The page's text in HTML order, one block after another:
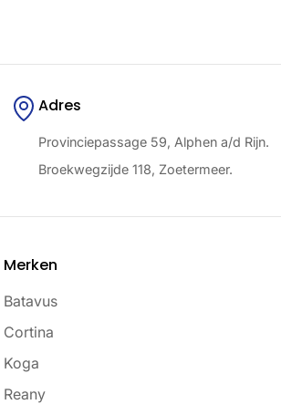
Adres
Provinciepassage 59, Alphen a/d Rijn.
Broekwegzijde 118, Zoetermeer.
Merken
Batavus
Cortina
Koga
Reany